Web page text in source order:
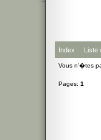
Index Liste
Vous n'�tes
Pages: 1